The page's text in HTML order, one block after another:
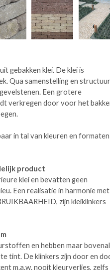
gebakken klei. De klei is
Qua samenstelling en structuur
Een grotere
verkregen door voor het
in tal van kleuren en formaten
product
klei en bevatten geen
Een realisatie in harmonie met
zijn kleiklinkers
en hebben maar bovenal
tint. De klinkers zijn door en
m.a.w. nooit kleurverlies, zelfs